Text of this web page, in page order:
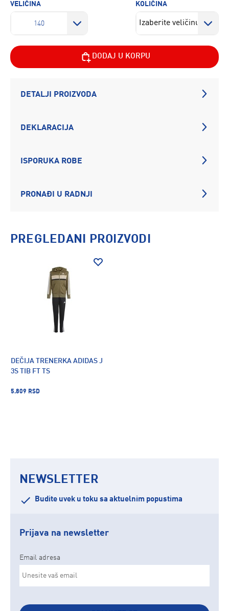
VELIČINA
140
KOLIČINA
DODAJ U KORPU
DETALJI PROIZVODA
DEKLARACIJA
ISPORUKA ROBE
PRONAĐI U RADNJI
PREGLEDANI PROIZVODI
DEČIJA TRENERKA ADIDAS J
3S TIB FT TS
5.809 RSD
NEWSLETTER
Budite uvek u toku sa aktuelnim popustima
Prijava na newsletter
Email adresa